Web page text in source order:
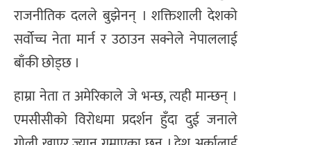
राजनीतिक दलले बुझेनन् । शक्तिशाली देशको
सर्वोच्च नेता मार्न र उठाउन सक्नेले नेपाललाई
बाँकी छोड्छ ।
हाम्रा नेता त अमेरिकाले जे भन्छ, त्यही मान्छन् ।
एमसीसीको विरोधमा प्रदर्शन हुँदा दुई जनाले